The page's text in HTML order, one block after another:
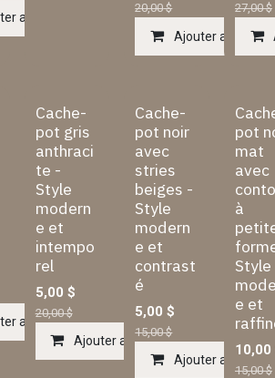
au panier
20,00$
Ajouter au panier
27,00$
au panier
Cache-
pot gris
anthraci
te -
Style
modern
e et
intempo
rel
5,00 $
20,00$
Ajouter au panier
Cache-
pot noir
avec
stries
beiges -
Style
modern
e et
contrast
é
5,00 $
15,00$
Ajouter au panier
pot
mat
avec
à
Style
e et
10,00
15,00$